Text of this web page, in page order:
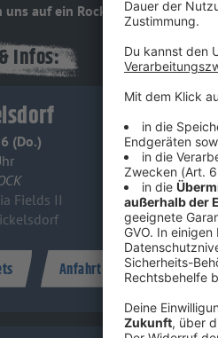
auf ein Rock-Fest vom
Infos:
(Do.)
Fields II
Anfahrt Infos